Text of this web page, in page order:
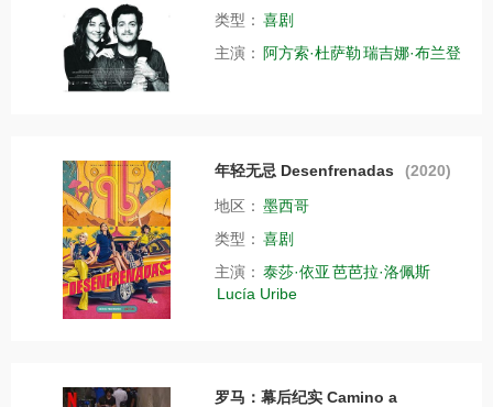
类型： 喜剧
主演：
阿方索·杜萨勒瑞吉娜·布兰登
年轻无忌 Desenfrenadas (2020)
地区： 墨西哥
类型： 喜剧
主演： 泰莎·依亚芭芭拉·洛佩斯
Lucía Uribe
罗马：幕后纪实 Camino a